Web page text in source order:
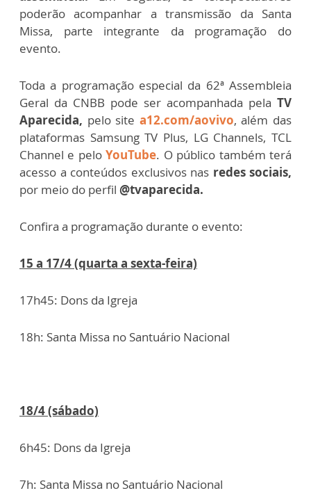
poderão acompanhar a transmissão da Santa
Missa, parte integrante da programação do
evento.
Toda a programação especial da 62ª Assembleia
Geral da CNBB pode ser acompanhada pela TV
Aparecida, pelo site a12.com/aovivo, além das
plataformas Samsung TV Plus, LG Channels, TCL
Channel e peloYouTube. O público também terá
acesso a conteúdos exclusivos nas redes sociais,
por meio do perfil @tvaparecida.
Confira a programação durante o evento:
15 a 17/4 (quarta a sexta-feira)
17h45: Dons da Igreja
18h: Santa Missa no Santuário Nacional
18/4 (sábado)
6h45: Dons da Igreja
7h: Santa Missa no Santuário Nacional